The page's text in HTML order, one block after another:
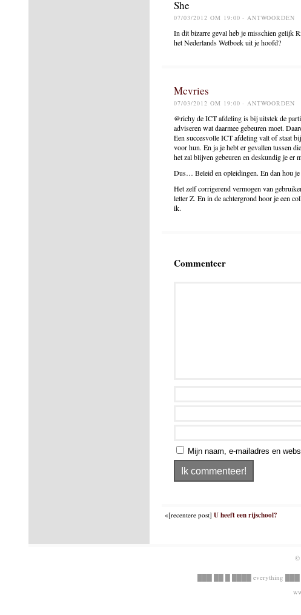
She
07/03/2012 OM 19:00 · ANTWOORDEN
In dit bizarre geval heb je misschien gelijk
het Nederlands Wetboek uit je hoofd?
Mcvries
07/03/2012 OM 19:00 · ANTWOORDEN
@richy de ICT afdeling is bij uitstek de
adviseren wat daarmee gebeuren moet.
Een succesvolle ICT afdeling valt of staat
voor hun. En ja je hebt er gevallen tussen
het zal blijven gebeuren en deskundig je er
Dus… Beleid en opleidingen. En dan hou je
Het zelf corrigerend vermogen van
letter Z. En in de achtergrond hoor je een
ik.
Commenteer
Mijn naam, e-mailadres en
«[recentere post] U heeft een rijschool?
©
███ ██ █ ████ everything